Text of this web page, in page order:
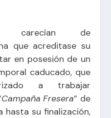
carecían de
que acreditase su
en posesión de un
caducado, que
a trabajar
Campaña Fresera” de
hasta su finalización,